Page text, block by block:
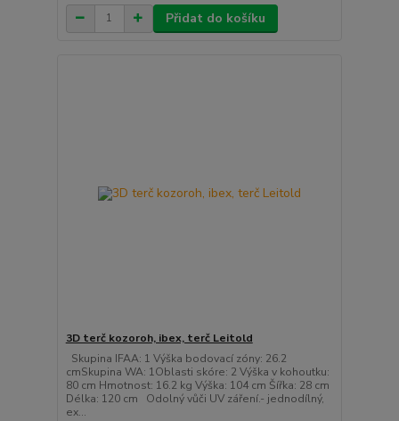
Přidat do košíku
3D terč kozoroh, ibex, terč Leitold
Skupina IFAA: 1 Výška bodovací zóny: 26.2
cmSkupina WA: 1Oblasti skóre: 2 Výška v kohoutku:
80 cm Hmotnost: 16.2 kg Výška: 104 cm Šířka: 28 cm
Délka: 120 cm Odolný vůči UV záření.- jednodílný,
ex...